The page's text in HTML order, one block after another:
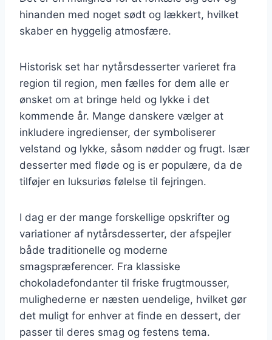
hinanden med noget sødt og lækkert, hvilket
skaber en hyggelig atmosfære.
Historisk set har nytårsdesserter varieret fra
region til region, men fælles for dem alle er
ønsket om at bringe held og lykke i det
kommende år. Mange danskere vælger at
inkludere ingredienser, der symboliserer
velstand og lykke, såsom nødder og frugt. Især
desserter med fløde og is er populære, da de
tilføjer en luksuriøs følelse til fejringen.
I dag er der mange forskellige opskrifter og
variationer af nytårsdesserter, der afspejler
både traditionelle og moderne
smagspræferencer. Fra klassiske
chokoladefondanter til friske frugtmousser,
mulighederne er næsten uendelige, hvilket gør
det muligt for enhver at finde en dessert, der
passer til deres smag og festens tema.